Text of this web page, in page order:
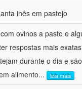
inês em pastejo
ovinos a pasto e
respostas mais
durante o dia e
alimento... leia mais